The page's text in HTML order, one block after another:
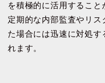
を積極的に活用すること
定期的な内部監査やリス
た場合には迅速に対処す
れます。